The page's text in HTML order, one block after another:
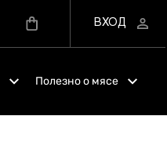
Полезно о мясе